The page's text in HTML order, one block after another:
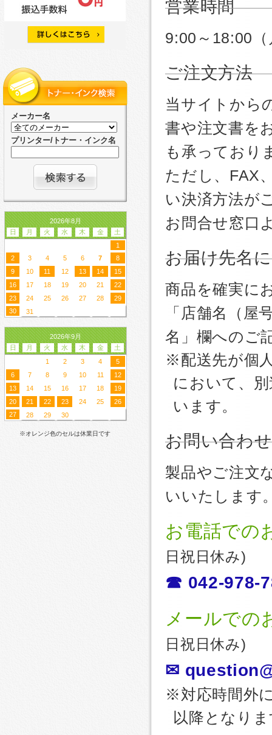
メーカー名
プリンター/トナー・インク名
2026年8月
日
月 火 水 木 金
土
1
2
3 4 5 6 7
8
9
10 11 12 13 14
15
16
17 18 19 20 21
22
23
24 25 26 27 28
29
30
31
2026年9月
日
月 火 水 木 金
土
1
2 3 4
5
6
7 8 9 10 11
12
13
14 15 16 17 18
19
20
21 22 23 24 25
26
27
28 29 30
※オレンジ色のセルは休業日です
営業時間
9:00～18:00
ご注文方法
当サイトから
書や注文書を
も承っており
ただし、FAX
い決済方法が
お問合せ窓口
お届け先名
商品を確実に
「店舗名（屋
名」欄へのご
※配送先が個
において、
います。
お問い合わせ
製品やご注文
いいたします
お電話での
日祝日休み)
☎ 042-978-
メールでの
日祝日休み)
✉
※対応時間外
以降となり